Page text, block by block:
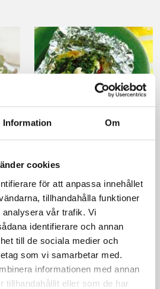
Information Om
cookies
för att anpassa innehållet
tillhandahålla funktioner
vår trafik. Vi
identifierare och annan
till de sociala medier och
som vi samarbetar med.
informationen med annan
tillhandahållit eller som de har
Fiskpaket med